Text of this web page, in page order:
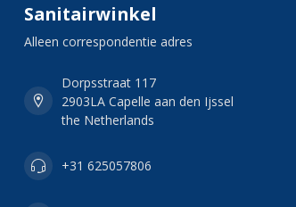
Sanitairwinkel
Alleen correspondentie adres
Dorpsstraat 117
2903LA Capelle aan den Ijssel
the Netherlands
+31 625057806